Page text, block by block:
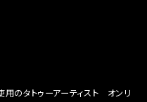
のタトゥーアーティスト オンリ